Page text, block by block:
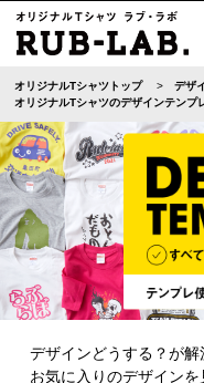
オリジナルTシャツトップ
デザ
オリジナルTシャツのデザインテンプ
デザインどうする？が解
お気に入りのデザイン